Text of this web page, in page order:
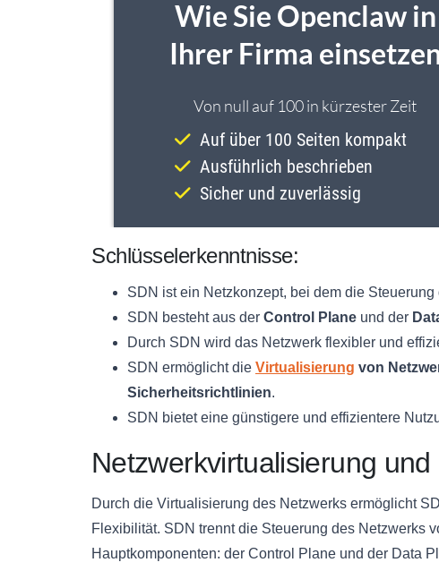
Schlüsselerkenntnisse:
SDN ist ein Netzkonzept, bei dem die
SDN besteht aus der Control Plane und der
Durch SDN wird das Netzwerk flexibler und
SDN ermöglicht die Virtualisierung von
Sicherheitsrichtlinien.
SDN bietet eine günstigere und effizientere
Netzwerkvirtualisierung
Durch die Virtualisierung des Netzwerks ermöglicht
Flexibilität. SDN trennt die Steuerung des Netzwerks
Hauptkomponenten: der Control Plane und der Data